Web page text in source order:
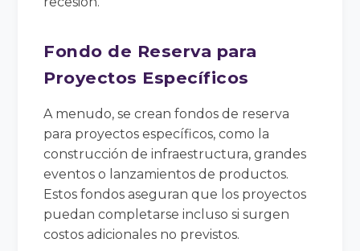
Fondo de Reserva para
Proyectos Específicos
A menudo, se crean fondos de reserva
para proyectos específicos, como la
construcción de infraestructura, grandes
eventos o lanzamientos de productos.
Estos fondos aseguran que los proyectos
puedan completarse incluso si surgen
costos adicionales no previstos.